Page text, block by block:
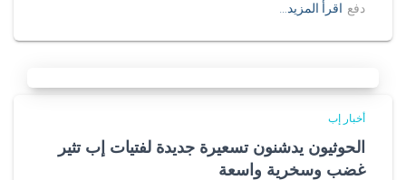
دفع اقرأ المزيد…
أخبار إب
الحوثيون يدشنون تسعيرة جديدة لفتيات إب تثير
غضب وسخرية واسعة